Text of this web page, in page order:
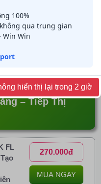
Giỏ Hàng – Live Bán
Mở Sẵn Giỏ
– Tiếp Thị
FL
270.000đ
MUA NGAY
100%
qua trung gian
Win Win
hiển thị lại trong 2 giờ